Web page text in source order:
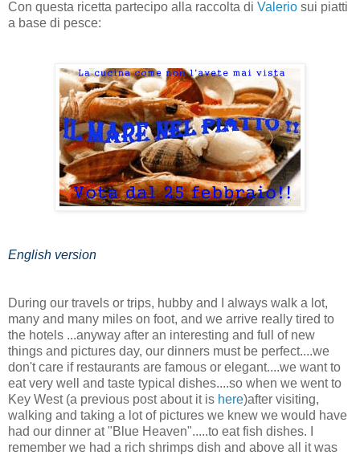
Con questa ricetta partecipo alla raccolta di Valerio sui piatti
a base di pesce:
English version
During our travels or trips, hubby and I always walk a lot,
many and many miles on foot, and we arrive really tired to
the hotels ...anyway after an interesting and full of new
things and pictures day, our dinners must be perfect....we
don't care if restaurants are famous or elegant....we want to
eat very well and taste typical dishes....so when we went to
Key West (a previous post about it is here)after visiting,
walking and taking a lot of pictures we knew we would have
had our dinner at "Blue Heaven".....to eat fish dishes. I
remember we had a rich shrimps dish and above all it was